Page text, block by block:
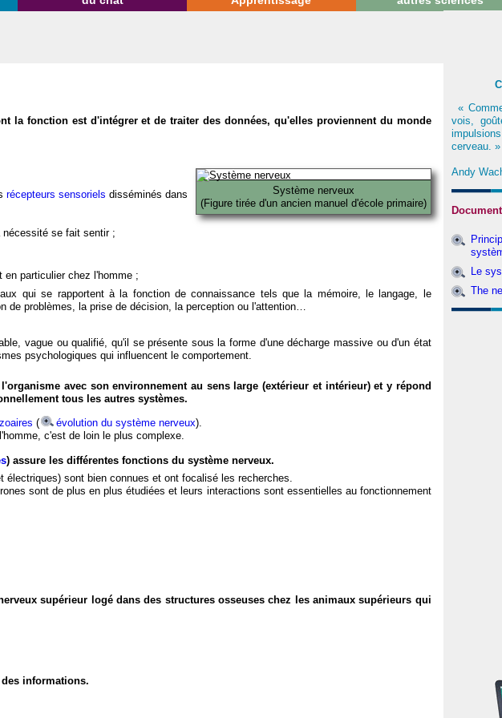
la fonction est d'intégrer et de traiter des données, qu'elles proviennent du monde
Système nerveux
(Figure tirée d'un ancien manuel d'école primaire)
récepteurs sensoriels disséminés dans
nécessité se fait sentir ;
particulier chez l'homme ;
qui se rapportent à la fonction de connaissance tels que la mémoire, le langage, le
de problèmes, la prise de décision, la perception ou l'attention…
vague ou qualifié, qu'il se présente sous la forme d'une décharge massive ou d'un état
psychologiques qui influencent le comportement.
avec son environnement au sens large (extérieur et intérieur) et y répond
tous les autres systèmes.
( évolution du système nerveux).
c'est de loin le plus complexe.
) assure les différentes fonctions du système nerveux.
sont bien connues et ont focalisé les recherches.
sont de plus en plus étudiées et leurs interactions sont essentielles au fonctionnement
supérieur logé dans des structures osseuses chez les animaux supérieurs qui
informations.
«
vois,
cerveau. »
Andy
Le
The